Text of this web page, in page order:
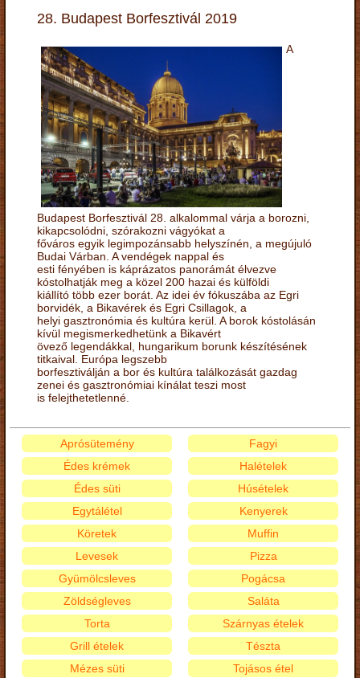
28. Budapest Borfesztivál 2019
A
Budapest Borfesztivál 28. alkalommal várja a borozni,
kikapcsolódni, szórakozni vágyókat a
főváros egyik legimpozánsabb helyszínén, a megújuló
Budai Várban. A vendégek nappal és
esti fényében is káprázatos panorámát élvezve
kóstolhatják meg a közel 200 hazai és külföldi
kiállító több ezer borát. Az idei év fókuszába az Egri
borvidék, a Bikavérek és Egri Csillagok, a
helyi gasztronómia és kultúra kerül. A borok kóstolásán
kívül megismerkedhetünk a Bikavért
övező legendákkal, hungarikum borunk készítésének
titkaival. Európa legszebb
borfesztiválján a bor és kultúra találkozását gazdag
zenei és gasztronómiai kínálat teszi most
is felejthetetlenné.
Aprósütemény
Édes krémek
Édes süti
Egytálétel
Fagyi
Halételek
Húsételek
Kenyerek
Köretek
Levesek
Gyümölcsleves
Zöldségleves
Muffin
Pizza
Pogácsa
Saláta
Torta
Grill ételek
Mézes süti
Szárnyas ételek
Tészta
Tojásos étel